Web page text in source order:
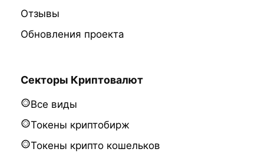
Отзывы
Обновления проекта
Секторы Криптовалют
Все виды
Токены криптобирж
Токены крипто кошельков